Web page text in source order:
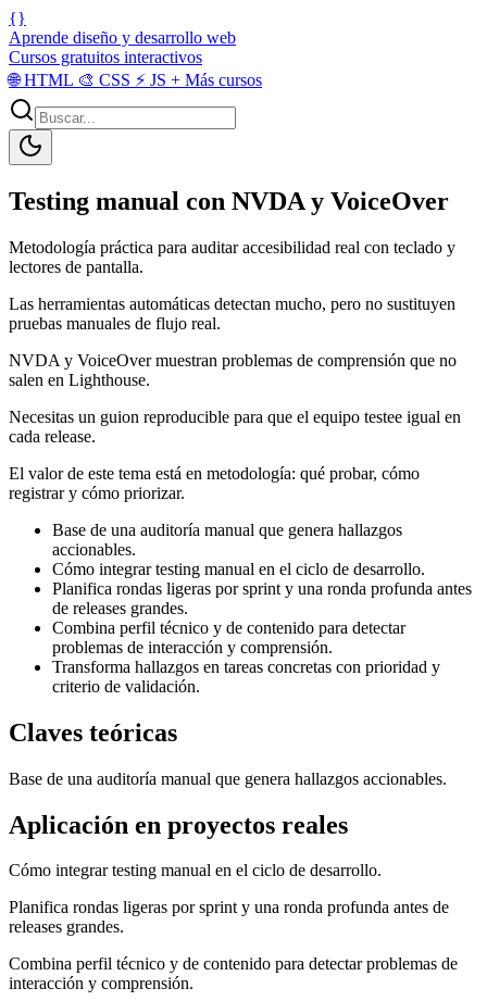
{}
Aprende diseño y desarrollo web
Cursos gratuitos interactivos
🌐HTML 🎨 CSS ⚡ JS + Más cursos
Testing manual con NVDA y VoiceOver
Metodología práctica para auditar accesibilidad real con teclado y
lectores de pantalla.
Las herramientas automáticas detectan mucho, pero no sustituyen
pruebas manuales de flujo real.
NVDA y VoiceOver muestran problemas de comprensión que no
salen en Lighthouse.
Necesitas un guion reproducible para que el equipo testee igual en
cada release.
El valor de este tema está en metodología: qué probar, cómo
registrar y cómo priorizar.
Base de una auditoría manual que genera hallazgos
accionables.
Cómo integrar testing manual en el ciclo de desarrollo.
Planifica rondas ligeras por sprint y una ronda profunda antes
de releases grandes.
Combina perfil técnico y de contenido para detectar
problemas de interacción y comprensión.
Transforma hallazgos en tareas concretas con prioridad y
criterio de validación.
Claves teóricas
Base de una auditoría manual que genera hallazgos accionables.
Aplicación en proyectos reales
Cómo integrar testing manual en el ciclo de desarrollo.
Planifica rondas ligeras por sprint y una ronda profunda antes de
releases grandes.
Combina perfil técnico y de contenido para detectar problemas de
interacción y comprensión.